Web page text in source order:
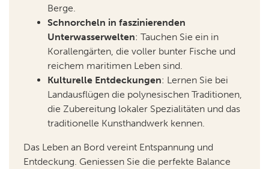
Berge.
Schnorcheln in faszinierenden
Unterwasserwelten: Tauchen Sie ein in
Korallengärten, die voller bunter Fische und
reichem maritimen Leben sind.
Kulturelle Entdeckungen: Lernen Sie bei
Landausflügen die polynesischen Traditionen,
die Zubereitung lokaler Spezialitäten und das
traditionelle Kunsthandwerk kennen.
Das Leben an Bord vereint Entspannung und
Entdeckung. Geniessen Sie die perfekte Balance